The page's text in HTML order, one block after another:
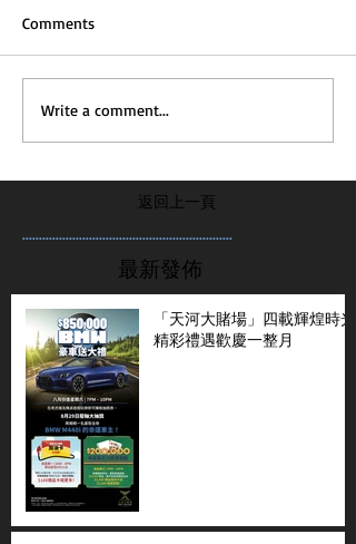
Comments
Write a comment...
返回上一頁
...............................................................
最新發佈
「天河大賭場」四載輝煌時光
精彩禮遇歡慶一整月